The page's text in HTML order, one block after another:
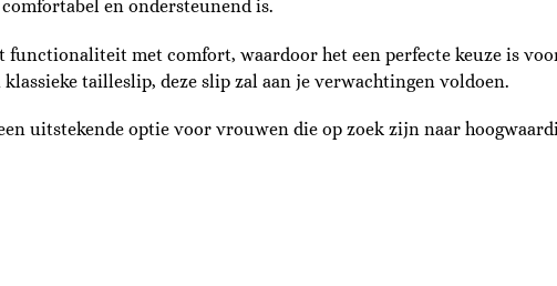
en ondersteunend is.
functionaliteit met comfort, waardoor het een perfecte keuze is
tailleslip, deze slip zal aan je verwachtingen voldoen.
uitstekende optie voor vrouwen die op zoek zijn naar